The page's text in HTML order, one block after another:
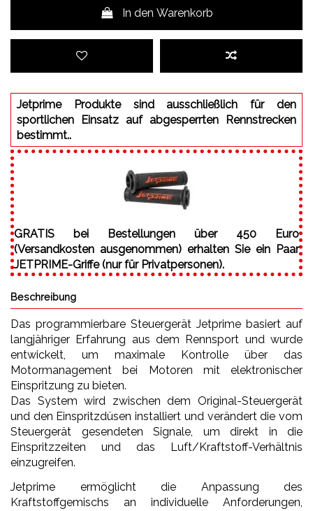
In den Warenkorb
Jetprime Produkte sind ausschließlich für den
sportlichen Einsatz auf abgesperrten Rennstrecken
bestimmt..
GRATIS bei Bestellungen über 450 Euro
(Versandkosten ausgenommen) erhalten Sie ein Paar
JETPRIME-Griffe (nur für Privatpersonen).
Beschreibung
Das programmierbare Steuergerät Jetprime basiert auf
langjähriger Erfahrung aus dem Rennsport und wurde
entwickelt, um maximale Kontrolle über das
Motormanagement bei Motoren mit elektronischer
Einspritzung zu bieten.
Das System wird zwischen dem Original-Steuergerät
und den Einspritzdüsen installiert und verändert die vom
Steuergerät gesendeten Signale, um direkt in die
Einspritzzeiten und das Luft/Kraftstoff-Verhältnis
einzugreifen.
Jetprime ermöglicht die Anpassung des
Kraftstoffgemischs an individuelle Anforderungen,